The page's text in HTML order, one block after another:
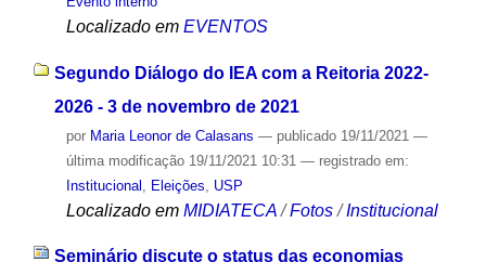
Localizado em EVENTOS
Segundo Diálogo do IEA com a Reitoria 2022-
2026 - 3 de novembro de 2021
por Maria Leonor de Calasans — publicado19/11/2021 —
última modificação19/11/2021 10:31 — registrado em:
Institucional
Eleições USP
Localizado em MIDIATECA /Fotos /Institucional
Seminário discute o status das economias